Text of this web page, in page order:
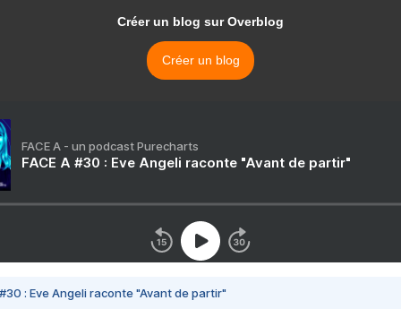
Créer un blog sur Overblog
Créer un blog
FACE A - un podcast Purecharts
FACE A #30 : Eve Angeli raconte "Avant de partir"
#30 : Eve Angeli raconte "Avant de partir"